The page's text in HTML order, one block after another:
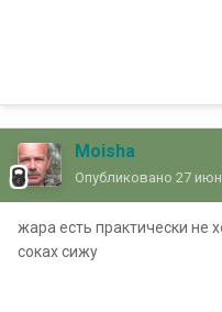
Moisha
Опубликовано 27
жара есть практически не
соках сижу